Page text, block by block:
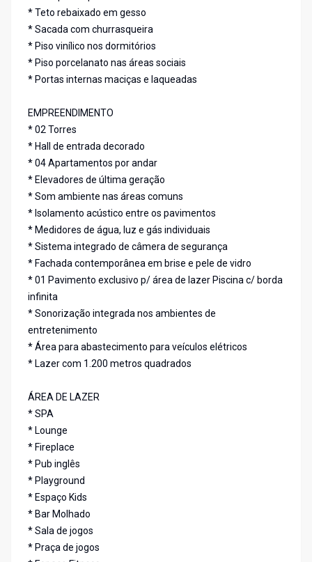
* Teto rebaixado em gesso
* Sacada com churrasqueira
* Piso vinílico nos dormitórios
* Piso porcelanato nas áreas sociais
* Portas internas maciças e laqueadas
EMPREENDIMENTO
* 02 Torres
* Hall de entrada decorado
* 04 Apartamentos por andar
* Elevadores de última geração
* Som ambiente nas áreas comuns
* Isolamento acústico entre os pavimentos
* Medidores de água, luz e gás individuais
* Sistema integrado de câmera de segurança
* Fachada contemporânea em brise e pele de vidro
* 01 Pavimento exclusivo p/ área de lazer Piscina c/ borda
infinita
* Sonorização integrada nos ambientes de
entretenimento
* Área para abastecimento para veículos elétricos
* Lazer com 1.200 metros quadrados
ÁREA DE LAZER
* SPA
* Lounge
* Fireplace
* Pub inglês
* Playground
* Espaço Kids
* Bar Molhado
* Sala de jogos
* Praça de jogos